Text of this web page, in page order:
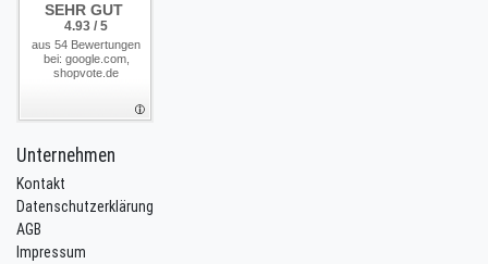
SEHR GUT
4.93 / 5
aus 54 Bewertungen
bei: google.com,
shopvote.de
Unternehmen
Kontakt
Datenschutzerklärung
AGB
Impressum